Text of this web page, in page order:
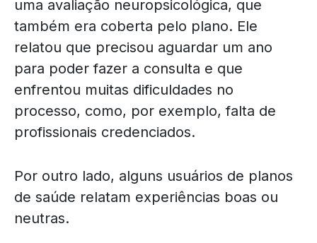
uma avaliação neuropsicológica, que
também era coberta pelo plano. Ele
relatou que precisou aguardar um ano
para poder fazer a consulta e que
enfrentou muitas dificuldades no
processo, como, por exemplo, falta de
profissionais credenciados.
Por outro lado, alguns usuários de planos
de saúde relatam experiências boas ou
neutras.